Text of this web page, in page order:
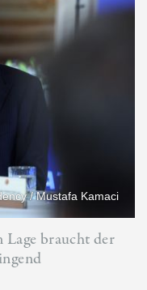
/ Mustafa Kamaci
braucht der